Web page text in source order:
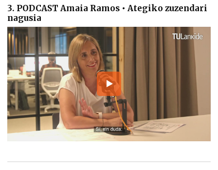
3. PODCAST Amaia Ramos • Ategiko zuzendari
nagusia